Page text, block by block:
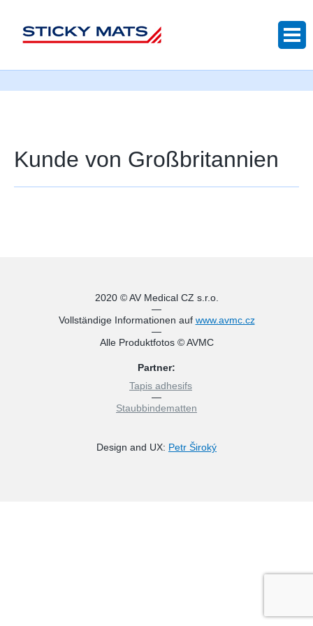
Kunde von Großbritannien
2020 © AV Medical CZ s.r.o.
—
Vollständige Informationen auf www.avmc.cz
—
Alle Produktfotos © AVMC
Partner:
Tapis adhesifs
—
Staubbindematten
Design and UX: Petr Široký